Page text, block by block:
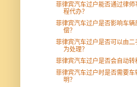
菲律宾汽车过户能否通过律师
程代办？
菲律宾汽车过户是否影响车辆
偿？
菲律宾汽车过户是否可以由二
为处理？
菲律宾汽车过户是否会自动转
菲律宾汽车过户时是否需要车
明？